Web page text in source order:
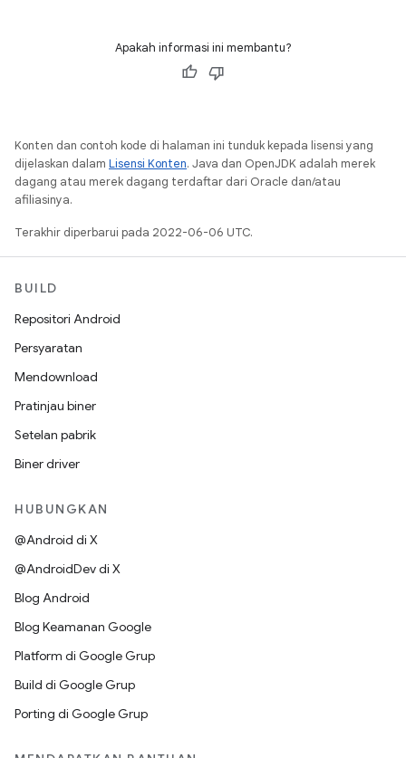
Apakah informasi ini membantu?
Konten dan contoh kode di halaman ini tunduk kepada lisensi yang
dijelaskan dalam Lisensi Konten. Java dan OpenJDK adalah merek
dagang atau merek dagang terdaftar dari Oracle dan/atau
afiliasinya.
Terakhir diperbarui pada 2022-06-06 UTC.
BUILD
Repositori Android
Persyaratan
Mendownload
Pratinjau biner
Setelan pabrik
Biner driver
HUBUNGKAN
@Android di X
@AndroidDev di X
Blog Android
Blog Keamanan Google
Platform di Google Grup
Build di Google Grup
Porting di Google Grup